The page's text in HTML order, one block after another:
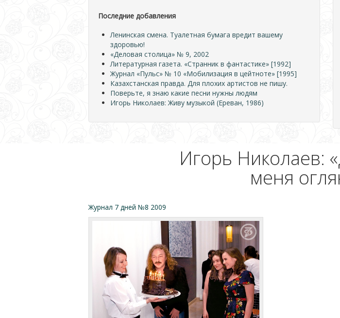
Последние добавления
Ленинская смена. Туалетная бумага вредит вашему
здоровью!
«Деловая столица» № 9, 2002
Литературная газета. «Странник в фантастике» [1992]
Журнал «Пульс» № 10 «Мобилизация в цейтноте» [1995]
Казахстанская правда. Для плохих артистов не пишу.
Поверьте, я знаю какие песни нужны людям
Игорь Николаев: Живу музыкой (Ереван, 1986)
Игорь Николаев:
меня
Журнал 7 дней №8 2009